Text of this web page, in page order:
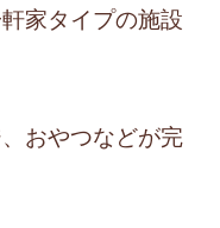
家タイプの施設
おやつなどが完